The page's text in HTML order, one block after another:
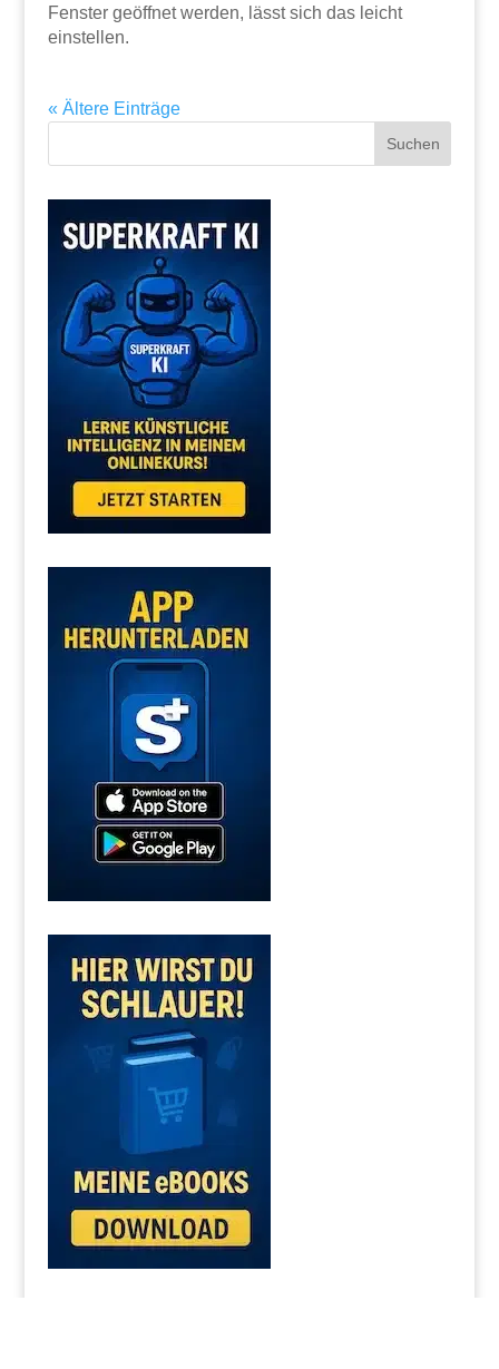
Fenster geöffnet werden, lässt sich das leicht
einstellen.
« Ältere Einträge